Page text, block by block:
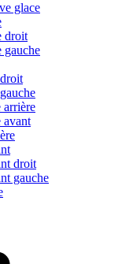
glace
droit
gauche
arrière
avant
droit
gauche